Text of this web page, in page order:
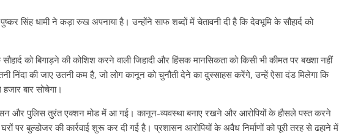
सिंह धामी ने कड़ा रुख अपनाया है। उन्होंने साफ शब्दों में चेतावनी दी है कि देवभूमि के सौहार्द को
को बिगाड़ने की कोशिश करने वाली जिहादी और हिंसक मानसिकता को किसी भी कीमत पर बख्शा नहीं
निंदा की जाए उतनी कम है, जो लोग कानून को चुनौती देने का दुस्साहस करेंगे, उन्हें ऐसा दंड मिलेगा कि
बार सोचेगा।
और पुलिस तुरंत एक्शन मोड में आ गई। कानून-व्यवस्था बनाए रखने और आरोपियों के हौसले पस्त करने
बुल्डोजर की कार्रवाई शुरू कर दी गई है। प्रशासन आरोपियों के अवैध निर्माणों को पूरी तरह से ढहाने में